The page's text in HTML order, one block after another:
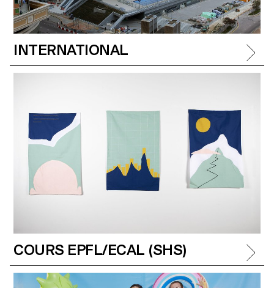
INTERNATIONAL
COURS EPFL/ECAL (SHS)